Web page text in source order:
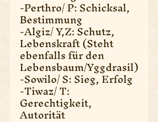
-Perthro/ P: Schicksal,
Bestimmung
-Algiz/ Y,Z: Schutz,
Lebenskraft (Steht
ebenfalls für den
Lebensbaum/Yggdrasil)
-Sowilo/ S: Sieg, Erfolg
-Tiwaz/ T:
Gerechtigkeit,
Autorität